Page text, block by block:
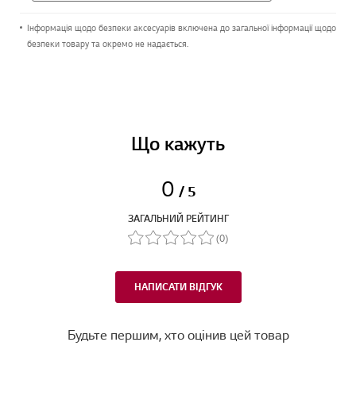
Інформація щодо безпеки аксесуарів включена до загальної інформації щодо
безпеки товару та окремо не надається.
Що кажуть
0 / 5
ЗАГАЛЬНИЙ РЕЙТИНГ
(0)
НАПИСАТИ ВІДГУК
Будьте першим, хто оцінив цей товар